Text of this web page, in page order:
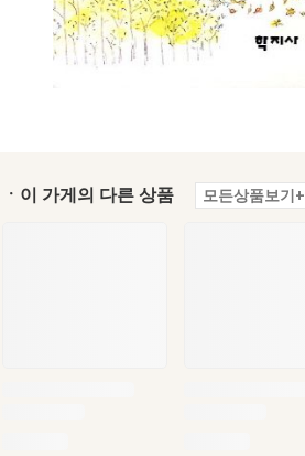
ㆍ이 가게의 다른 상품 모든상품보기+